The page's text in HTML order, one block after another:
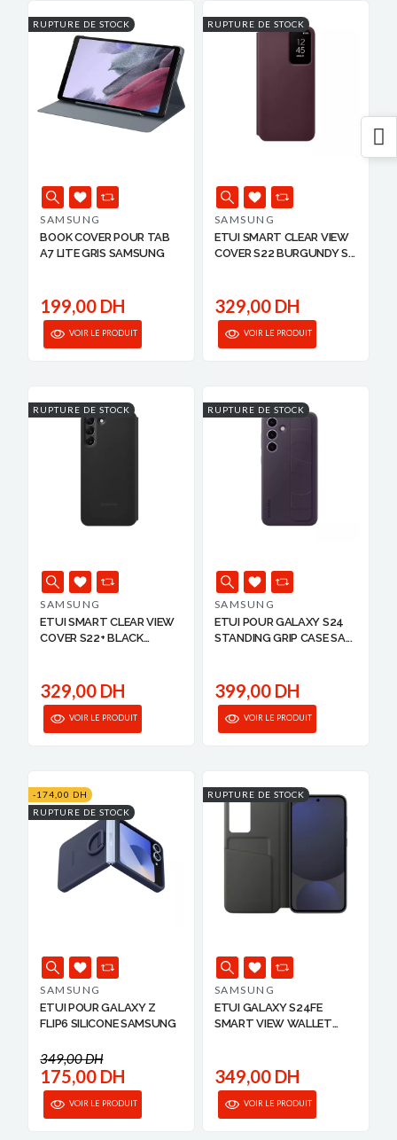
RUPTURE DE STOCK
SAMSUNG
BOOK COVER POUR TAB
A7 LITE GRIS SAMSUNG
199,00 DH
VOIR LE PRODUIT
RUPTURE DE STOCK
SAMSUNG
ETUI SMART CLEAR VIEW
COVER S22 BURGUNDY S...
329,00 DH
VOIR LE PRODUIT
RUPTURE DE STOCK
SAMSUNG
ETUI SMART CLEAR VIEW
COVER S22+ BLACK
329,00 DH
VOIR LE PRODUIT
RUPTURE DE STOCK
SAMSUNG
ETUI POUR GALAXY S24
STANDING GRIP CASE SA...
399,00 DH
VOIR LE PRODUIT
-174,00 DH
RUPTURE DE STOCK
SAMSUNG
ETUI POUR GALAXY Z
FLIP6 SILICONE SAMSUNG
349,00 DH
175,00 DH
VOIR LE PRODUIT
RUPTURE DE STOCK
SAMSUNG
ETUI GALAXY S24FE
SMART VIEW WALLET
349,00 DH
VOIR LE PRODUIT